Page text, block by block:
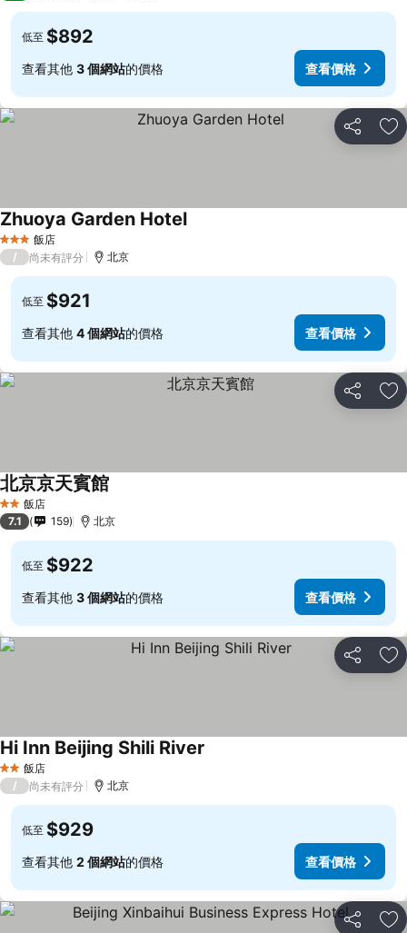
低至 $892
查看其他 3 個網站的價格 查看價格
分享 加
3 星級 飯店
Zhuoya Garden Hotel
/ 尚未有評分 北京
低至 $921
查看其他 4 個網站的價格 查看價格
分享 加
2 星級飯店
北京京天賓館
7.1 159 北京
低至 $922
查看其他 3 個網站的價格 查看價格
分享 加
2 星級飯店
Hi Inn Beijing Shili River
/ 尚未有評分 北京
低至 $929
查看其他 2 個網站的價格 查看價格
分享 加